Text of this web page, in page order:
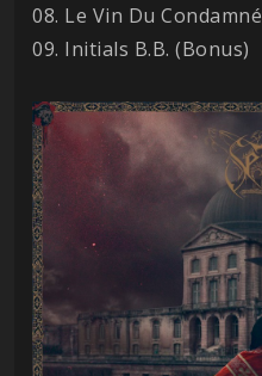
08. Le Vin Du Condamné
09. Initials B.B. (Bonus)